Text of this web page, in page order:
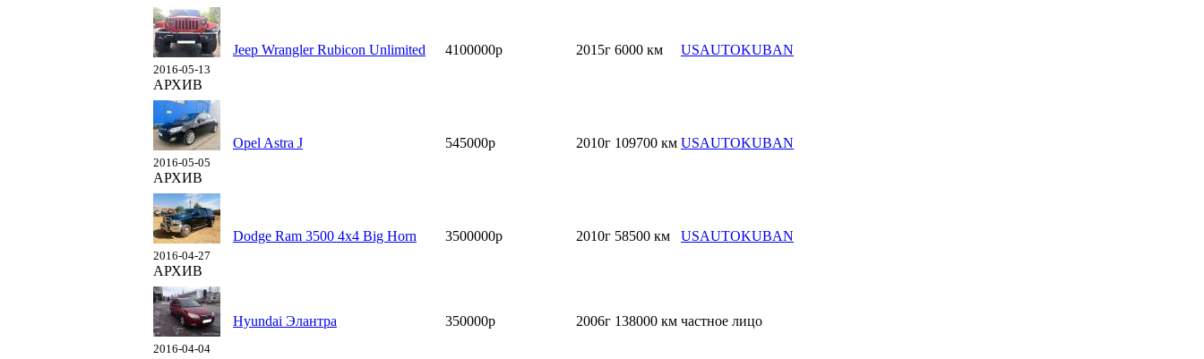
2016-05-13
АРХИВ
Jeep Wrangler Rubicon Unlimited 4100000р 2015г 6000 км USAUTOKUBAN
2016-05-05
АРХИВ
Opel Astra J 545000р 2010г 109700 км USAUTOKUBAN
2016-04-27
АРХИВ
Dodge Ram 3500 4x4 Big Horn 3500000р 2010г 58500 км USAUTOKUBAN
2016-04-04
Hyundai Элантра 350000р 2006г 138000 км частное лицо